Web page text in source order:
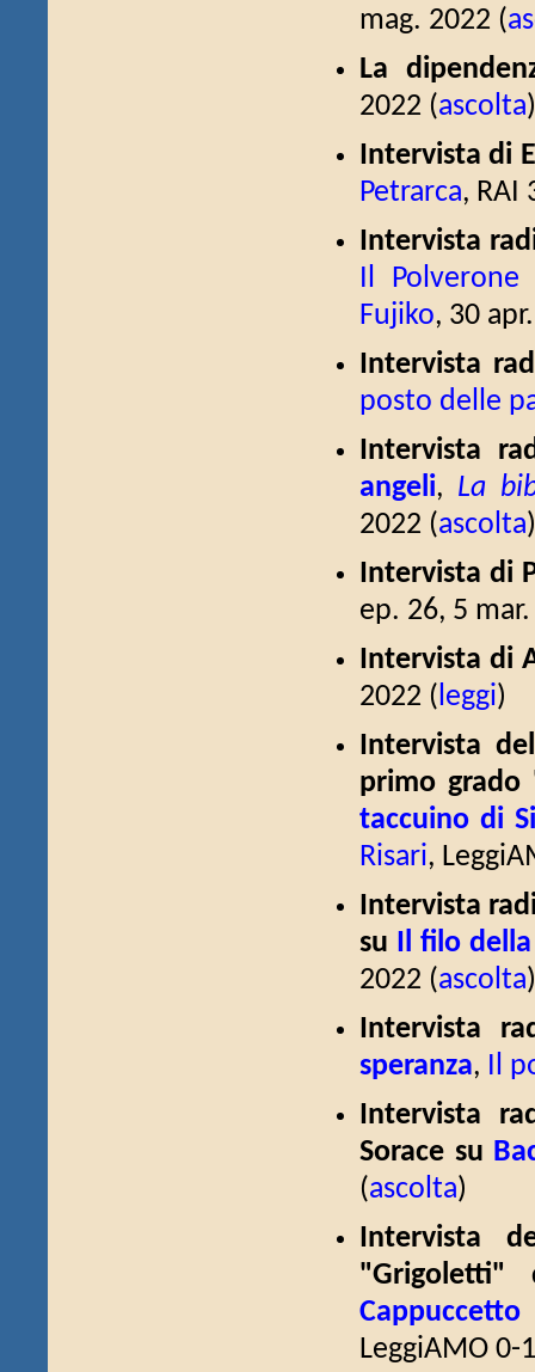
mag. 2022 (
La
2022 (ascolta)
Intervista di
Petrarca, RAI
Intervista
Il Polverone
Fujiko, 30
Intervista
posto delle
Intervista
angeli, La
2022 (ascolta)
Intervista di
ep. 26, 5
Intervista di
2022 (leggi)
Intervista
primo grado
taccuino di
Risari,
Intervista
su Il filo della
2022 (ascolta)
Intervista
speranza, Il
Intervista
Sorace su
(ascolta)
Intervista
Cappuccetto
LeggiAMO 0-